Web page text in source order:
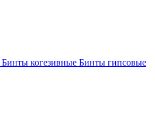
Бинты когезивные Бинты гипсовые